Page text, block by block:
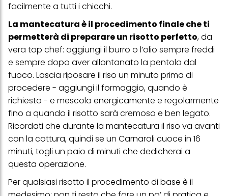
facilmente a tutti i chicchi.
La mantecatura è il procedimento finale che ti
permetterà di preparare un risotto perfetto, da
vera top chef: aggiungi il burro o l’olio sempre freddi
e sempre dopo aver allontanato la pentola dal
fuoco. Lascia riposare il riso un minuto prima di
procedere - aggiungi il formaggio, quando è
richiesto - e mescola energicamente e regolarmente
fino a quando il risotto sarà cremoso e ben legato.
Ricordati che durante la mantecatura il riso va avanti
con la cottura, quindi se un Carnaroli cuoce in 16
minuti, togli un paio di minuti che dedicherai a
questa operazione.
Per qualsiasi risotto il procedimento di base è il